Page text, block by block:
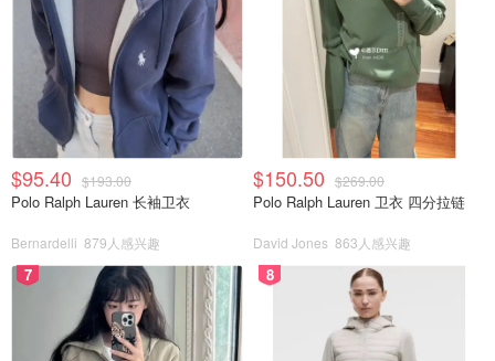
$95.40 $193.00
Polo Ralph Lauren 长袖卫衣
Bernardelli 879人感兴趣
$150.50 $269.00
Polo Ralph Lauren 卫衣 四分拉链
David Jones 863人感兴趣
7 8